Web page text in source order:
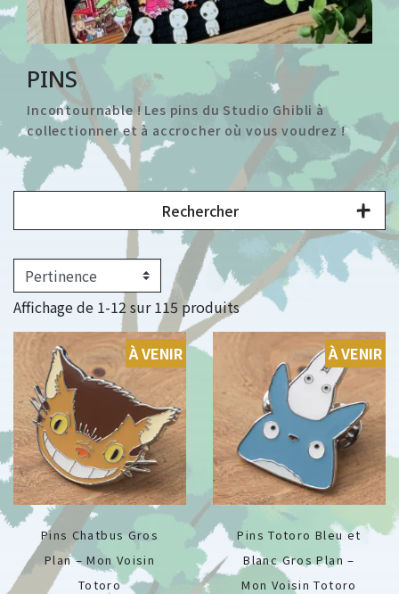
PINS
Incontournable ! Les pins du Studio Ghibli à
collectionner et à accrocher où vous voudrez !
Rechercher
Affichage de 1-12 sur 115 produits
Pins Chatbus Gros
Plan – Mon Voisin
Totoro
À VENIR
Pins Totoro Bleu et
Blanc Gros Plan –
Mon Voisin Totoro
À VENIR